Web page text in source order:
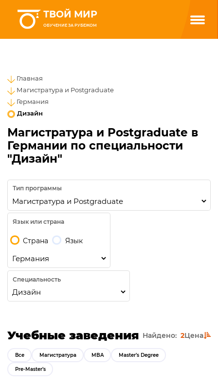
ТВОЙ МИР
ОБУЧЕНИЕ ЗА РУБЕЖОМ
Главная
Магистратура и Postgraduate
Германия
Дизайн
Магистратура и Postgraduate в
Германии по специальности
"Дизайн"
Тип программы
Язык или страна
Страна Язык
Специальность
Учебные заведения Найдено: 2Цена
Все Магистратура MBA Master’s Degree
Pre-Master’s